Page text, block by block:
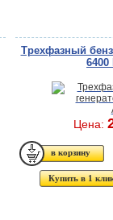
Трехфазный
6400
Цена:
Купить в 1